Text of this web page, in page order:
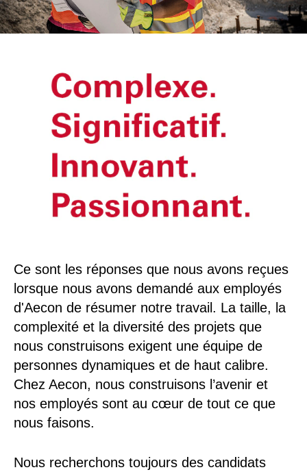
Ce sont les réponses que nous avons reçues
lorsque nous avons demandé aux employés
d'Aecon de résumer notre travail. La taille, la
complexité et la diversité des projets que
nous construisons exigent une équipe de
personnes dynamiques et de haut calibre.
Chez Aecon, nous construisons l’avenir et
nos employés sont au cœur de tout ce que
nous faisons.
Nous recherchons toujours des candidats